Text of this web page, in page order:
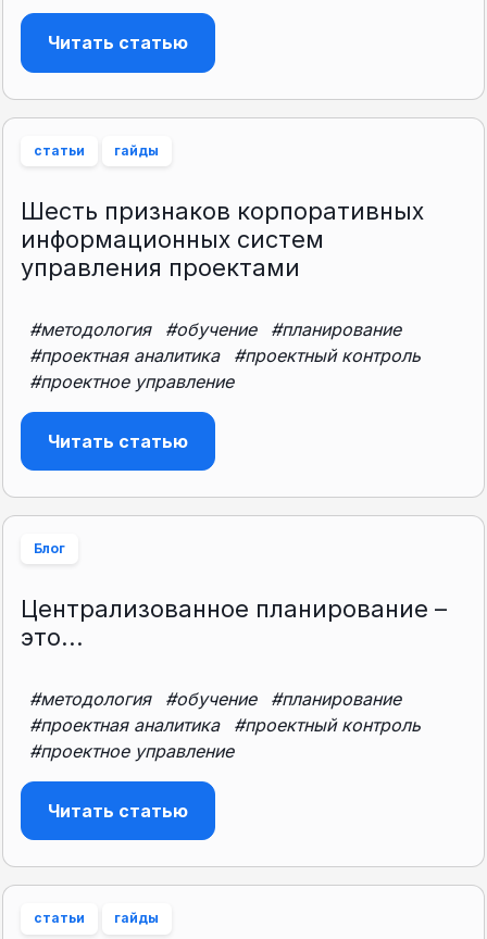
Читать статью
статьи гайды
Шесть признаков корпоративных
информационных систем
управления проектами
#методология #обучение
#планирование
#проектная аналитика
#проектный контроль
#проектное управление
Читать статью
Блог
Централизованное планирование –
это...
#методология #обучение
#планирование
#проектная аналитика
#проектный контроль
#проектное управление
Читать статью
статьи гайды